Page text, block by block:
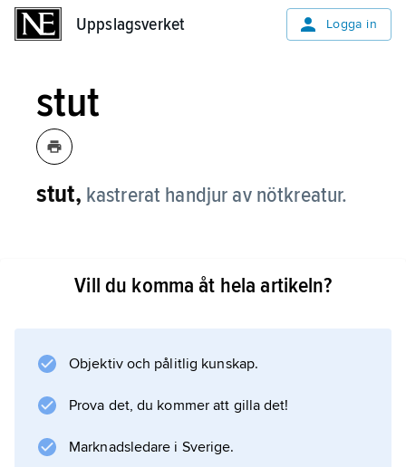
Uppslagsverket Logga in
stut
stut, kastrerat handjur av nötkreatur.
Vill du komma åt hela artikeln?
Objektiv och pålitlig kunskap.
Prova det, du kommer att gilla det!
Marknadsledare i Sverige.